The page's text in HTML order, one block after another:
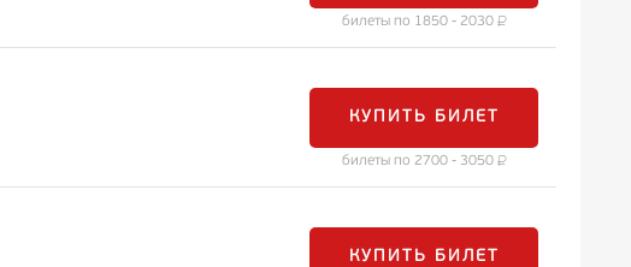
билеты по 1850 - 2030
КУПИТЬ БИЛЕТ
билеты по 2700 - 3050
КУПИТЬ БИЛЕТ